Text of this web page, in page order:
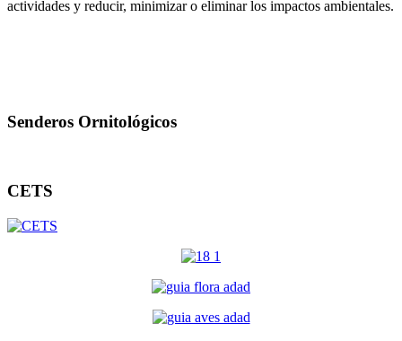
actividades y reducir, minimizar o eliminar los impactos ambientales.
Senderos Ornitológicos
CETS